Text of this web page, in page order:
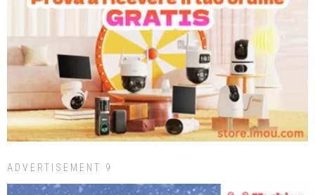
ADVERTISEMENT 9